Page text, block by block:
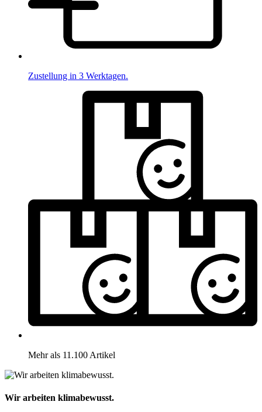
Zustellung in 3 Werktagen.
Mehr als 11.100 Artikel
Wir arbeiten klimabewusst.